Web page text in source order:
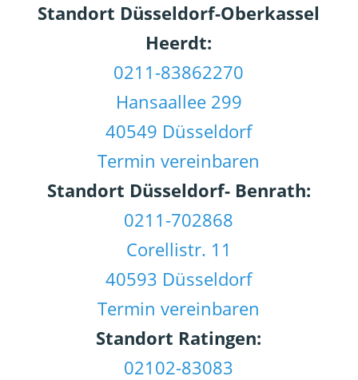
Standort Düsseldorf-Oberkassel
Heerdt:
0211-83862270
Hansaallee 299
40549 Düsseldorf
Termin vereinbaren
Standort Düsseldorf- Benrath:
0211-702868
Corellistr. 11
40593 Düsseldorf
Termin vereinbaren
Standort Ratingen:
02102-83083